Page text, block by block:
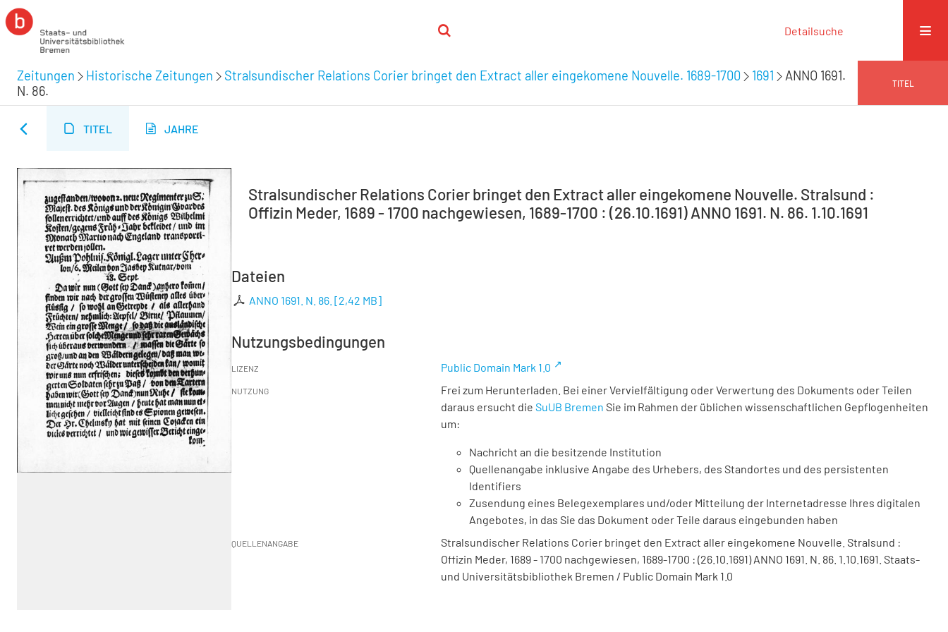
Detailsuche
Zeitungen Historische Zeitungen Stralsundischer Relations Corier bringet den Extract aller eingekomene Nouvelle. 1689-1700 1691
ANNO 1691.
N. 86.
TITEL
TITEL JAHRE
Stralsundischer Relations Corier bringet den Extract aller eingekomene Nouvelle. Stralsund :
Offizin Meder, 1689 - 1700 nachgewiesen, 1689-1700 : (26.10.1691) ANNO 1691. N. 86. 1.10.1691
Dateien
ANNO 1691. N. 86. [2,42 MB]
Nutzungsbedingungen
LIZENZ Public Domain Mark 1.0
NUTZUNG
Frei zum Herunterladen. Bei einer Vervielfältigung oder Verwertung des Dokuments oder Teilen
daraus ersucht die SuUB Bremen Sie im Rahmen der üblichen wissenschaftlichen Gepflogenheiten
um:
Nachricht an die besitzende Institution
Quellenangabe inklusive Angabe des Urhebers, des Standortes und des persistenten
Identifiers
Zusendung eines Belegexemplares und/oder Mitteilung der Internetadresse Ihres digitalen
Angebotes, in das Sie das Dokument oder Teile daraus eingebunden haben
QUELLENANGABE
Stralsundischer Relations Corier bringet den Extract aller eingekomene Nouvelle. Stralsund :
Offizin Meder, 1689 - 1700 nachgewiesen, 1689-1700 : (26.10.1691) ANNO 1691. N. 86. 1.10.1691. Staats-
und Universitätsbibliothek Bremen / Public Domain Mark 1.0